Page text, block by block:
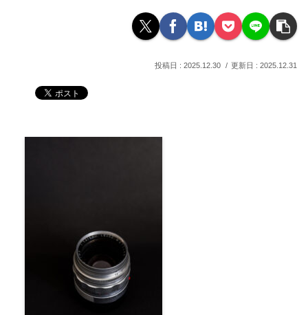
2025.12.30 2025.12.31